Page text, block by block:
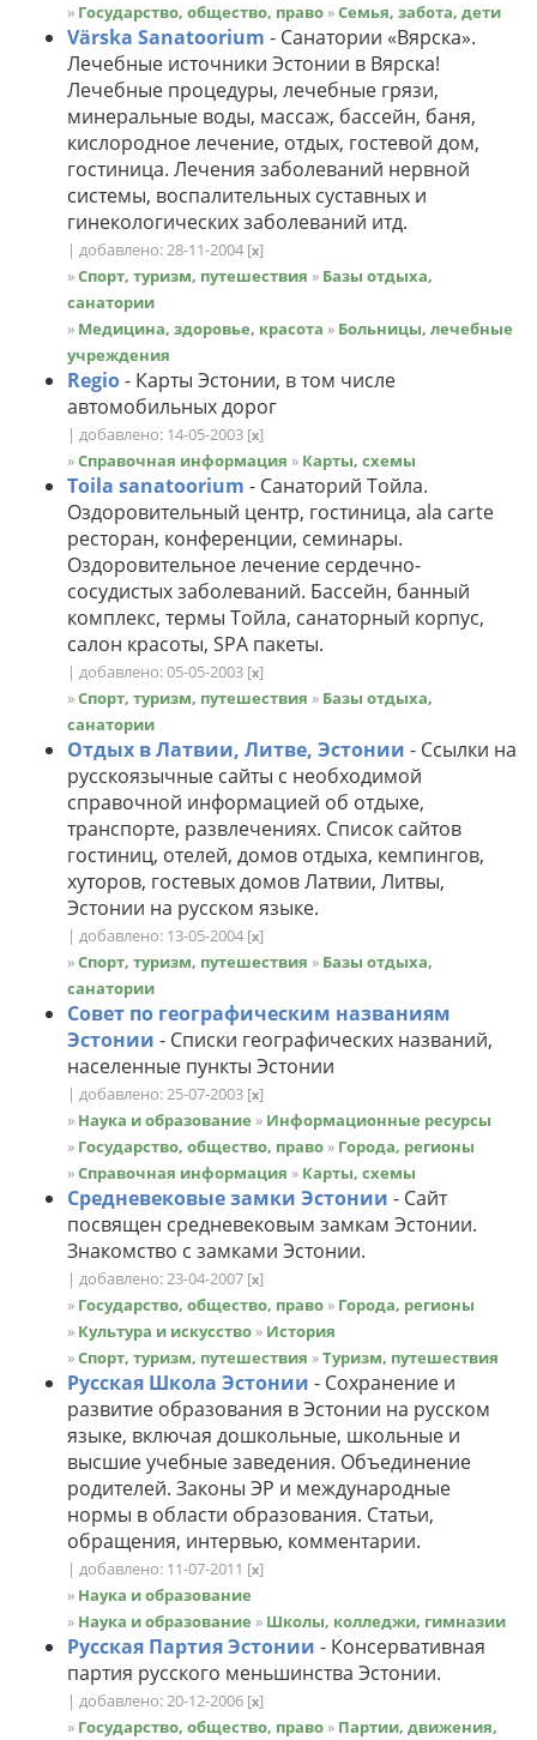
» Государство, общество, право »Семья, забота, дети
Värska Sanatoorium - Санатории «Вярска».
Лечебные источники Эстонии в Вярска!
Лечебные процедуры, лечебные грязи,
минеральные воды, массаж, бассейн, баня,
кислородное лечение, отдых, гостевой дом,
гостиница. Лечения заболеваний нервной
системы, воспалительных суставных и
гинекологических заболеваний итд.
| добавлено: 28-11-2004 [x]
»Спорт, туризм, путешествия » Базы отдыха,
санатории
» Медицина, здоровье, красота » Больницы, лечебные
учреждения
Regio- Карты Эстонии, в том числе
автомобильных дорог
| добавлено: 14-05-2003 [x]
»Справочная информация » Карты, схемы
Toila sanatoorium - Санаторий Тойла.
Оздоровительный центр, гостиница, ala carte
ресторан, конференции, семинары.
Оздоровительное лечение сердечно-
сосудистых заболеваний. Бассейн, банный
комплекс, термы Тойла, санаторный корпус,
салон красоты, SPA пакеты.
| добавлено: 05-05-2003 [x]
»Спорт, туризм, путешествия » Базы отдыха,
санатории
Отдых в Латвии, Литве, Эстонии - Ссылки на
русскоязычные сайты с необходимой
справочной информацией об отдыхе,
транспорте, развлечениях. Список сайтов
гостиниц, отелей, домов отдыха, кемпингов,
хуторов, гостевых домов Латвии, Литвы,
Эстонии на русском языке.
| добавлено: 13-05-2004 [x]
»Спорт, туризм, путешествия » Базы отдыха,
санатории
Совет по географическим названиям
Эстонии - Списки географических названий,
населенные пункты Эстонии
| добавлено: 25-07-2003 [x]
» Наука и образование » Информационные ресурсы
» Государство, общество, право » Города, регионы
»Справочная информация » Карты, схемы
Средневековые замки Эстонии - Сайт
посвящен средневековым замкам Эстонии.
Знакомство с замками Эстонии.
| добавлено: 23-04-2007 [x]
» Государство, общество, право » Города, регионы
» Культура и искусство » История
»Спорт, туризм, путешествия »Туризм, путешествия
Русская Школа Эстонии - Сохранение и
развитие образования в Эстонии на русском
языке, включая дошкольные, школьные и
высшие учебные заведения. Объединение
родителей. Законы ЭР и международные
нормы в области образования. Статьи,
обращения, интервью, комментарии.
| добавлено: 11-07-2011 [x]
» Наука и образование
» Наука и образование » Школы, колледжи, гимназии
Русская Партия Эстонии - Консервативная
партия русского меньшинства Эстонии.
| добавлено: 20-12-2006 [x]
» Государство, общество, право » Партии, движения,